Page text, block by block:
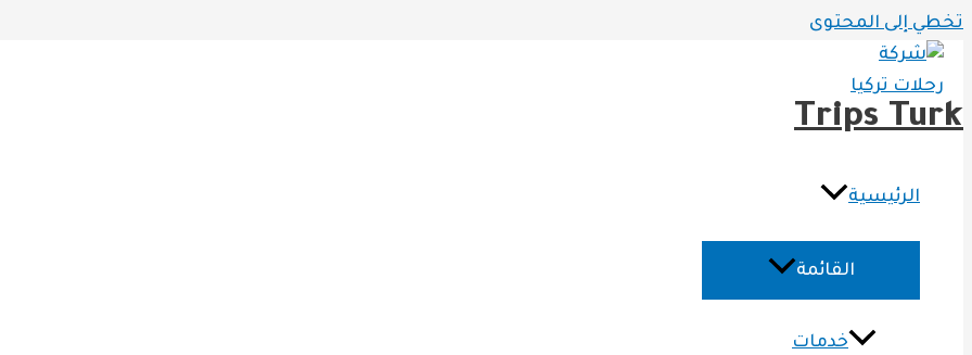
تخطي إلى المحتوى
Trips Turk
الرئيسية
القائمة
خدمات